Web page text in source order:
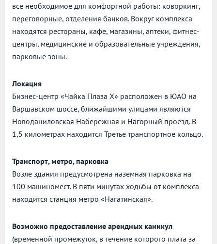
все необходимое для комфортной работы: коворкинг,
переговорные, отделения банков. Вокруг комплекса
находятся рестораны, кафе, магазины, аптеки, фитнес-
центры, медицинские и образовательные учреждения,
парковые зоны.
Локация
Бизнес-центр «Чайка Плаза X» расположен в ЮАО на
Варшавском шоссе, ближайшими улицами являются
Новоданиловская Набережная и Нагорный проезд. В
1,5 километрах находится Третье транспортное кольцо.
Транспорт, метро, парковка
Возле здания предусмотрена наземная парковка на
100 машиномест. В пяти минутах ходьбы от комплекса
находится станция метро «Нагатинская».
Возможно предоставление арендных каникул
(временной промежуток, в течение которого плата за